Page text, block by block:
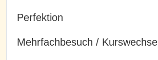
Perfektion
Mehrfachbesuch / Kurswechsel